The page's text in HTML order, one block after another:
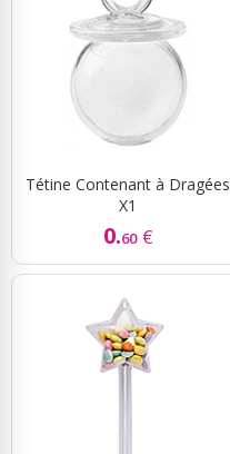
Tétine Contenant à Dragées
X1
0.60 €